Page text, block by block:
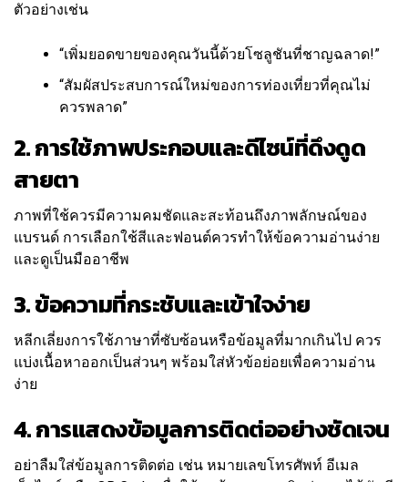
ตัวอย่างเช่น
“เพิ่มยอดขายของคุณวันนี้ด้วยโซลูชันที่ชาญฉลาด!”
“สัมผัสประสบการณ์ใหม่ของการท่องเที่ยวที่คุณไม่
ควรพลาด”
2. การใช้ภาพประกอบและดีไซน์ที่ดึงดูด
สายตา
ภาพที่ใช้ควรมีความคมชัดและสะท้อนถึงภาพลักษณ์ของ
แบรนด์ การเลือกใช้สีและฟอนต์ควรทำให้ข้อความอ่านง่าย
และดูเป็นมืออาชีพ
3. ข้อความที่กระชับและเข้าใจง่าย
หลีกเลี่ยงการใช้ภาษาที่ซับซ้อนหรือข้อมูลที่มากเกินไป ควร
แบ่งเนื้อหาออกเป็นส่วนๆ พร้อมใส่หัวข้อย่อยเพื่อความอ่าน
ง่าย
4. การแสดงข้อมูลการติดต่ออย่างชัดเจน
อย่าลืมใส่ข้อมูลการติดต่อ เช่น หมายเลขโทรศัพท์ อีเมล